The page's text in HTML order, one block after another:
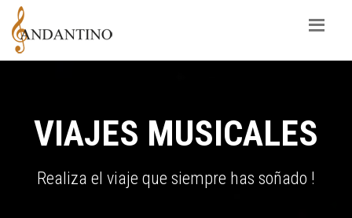
VIAJES MUSICALES
Realiza el viaje que siempre has soñado !